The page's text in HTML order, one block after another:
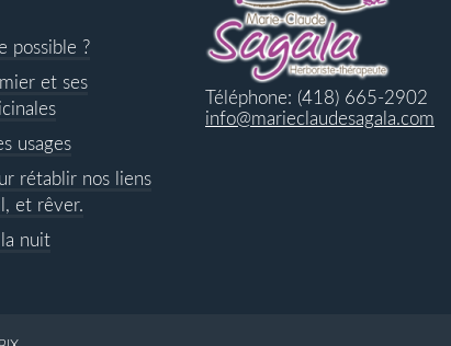
possible ?
et ses
usages
rétablir nos liens
et rêver.
la nuit
Téléphone: (418) 665-2902
info@marieclaudesagala.com